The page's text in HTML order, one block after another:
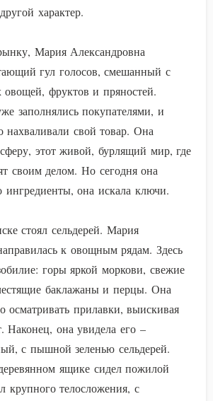
характер.
Мария Александровна
гул голосов, смешанный с
овощей, фруктов и пряностей.
заполнялись покупателями, и
нахваливали свой товар. Она
этот живой, бурлящий мир, где
своим делом. Но сегодня она
ингредиенты, она искала ключи.
стоял сельдерей. Мария
к овощным рядам. Здесь
горы яркой моркови, свежие
баклажаны и перцы. Она
осматривать прилавки, выискивая
она увидела его –
с пышной зеленью сельдерей.
ящике сидел пожилой
телосложения, с